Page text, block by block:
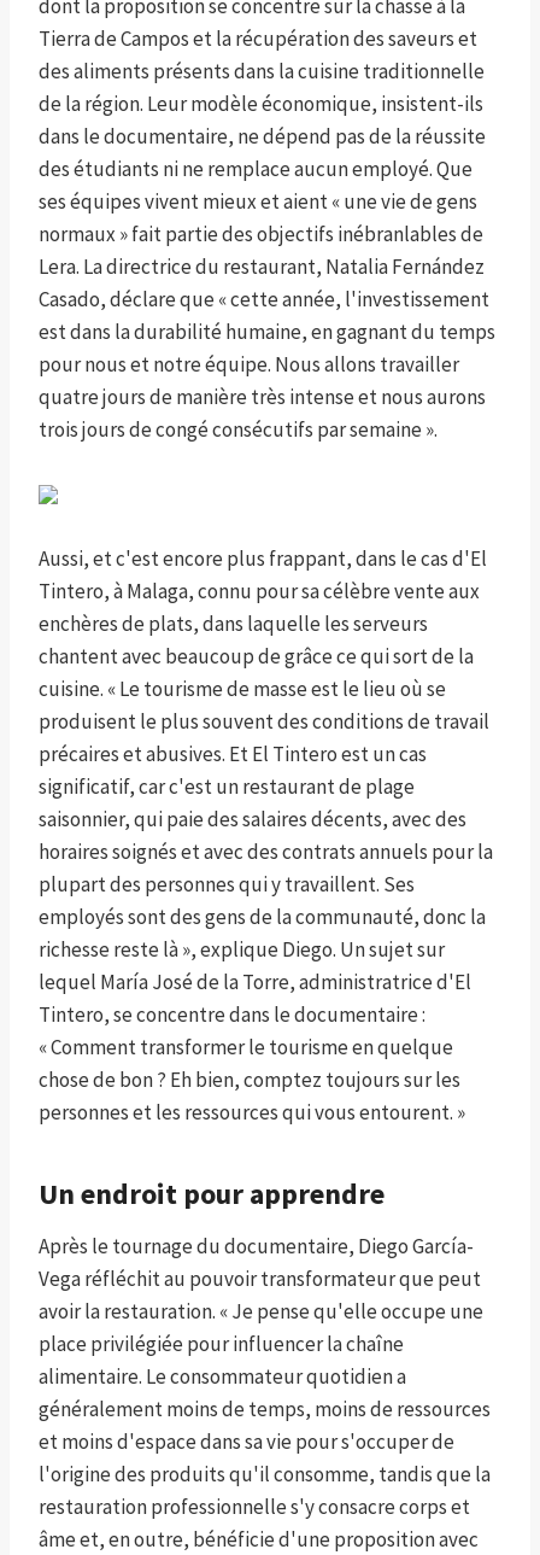
dont la proposition se concentre sur la chasse à la
Tierra de Campos et la récupération des saveurs et
des aliments présents dans la cuisine traditionnelle
de la région. Leur modèle économique, insistent-ils
dans le documentaire, ne dépend pas de la réussite
des étudiants ni ne remplace aucun employé. Que
ses équipes vivent mieux et aient « une vie de gens
normaux » fait partie des objectifs inébranlables de
Lera. La directrice du restaurant, Natalia Fernández
Casado, déclare que « cette année, l'investissement
est dans la durabilité humaine, en gagnant du temps
pour nous et notre équipe. Nous allons travailler
quatre jours de manière très intense et nous aurons
trois jours de congé consécutifs par semaine ».
Aussi, et c'est encore plus frappant, dans le cas d'El
Tintero, à Malaga, connu pour sa célèbre vente aux
enchères de plats, dans laquelle les serveurs
chantent avec beaucoup de grâce ce qui sort de la
cuisine. « Le tourisme de masse est le lieu où se
produisent le plus souvent des conditions de travail
précaires et abusives. Et El Tintero est un cas
significatif, car c'est un restaurant de plage
saisonnier, qui paie des salaires décents, avec des
horaires soignés et avec des contrats annuels pour la
plupart des personnes qui y travaillent. Ses
employés sont des gens de la communauté, donc la
richesse reste là », explique Diego. Un sujet sur
lequel María José de la Torre, administratrice d'El
Tintero, se concentre dans le documentaire :
« Comment transformer le tourisme en quelque
chose de bon ? Eh bien, comptez toujours sur les
personnes et les ressources qui vous entourent. »
Un endroit pour apprendre
Après le tournage du documentaire, Diego García-
Vega réfléchit au pouvoir transformateur que peut
avoir la restauration. « Je pense qu'elle occupe une
place privilégiée pour influencer la chaîne
alimentaire. Le consommateur quotidien a
généralement moins de temps, moins de ressources
et moins d'espace dans sa vie pour s'occuper de
l'origine des produits qu'il consomme, tandis que la
restauration professionnelle s'y consacre corps et
âme et, en outre, bénéficie d'une proposition avec